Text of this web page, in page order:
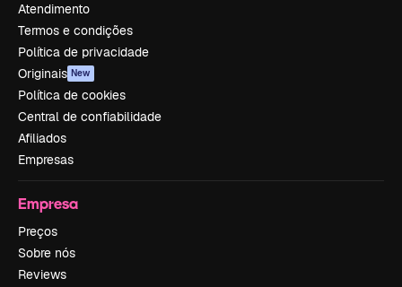
Atendimento
Termos e condições
Política de privacidade
Originais New
Política de cookies
Central de confiabilidade
Afiliados
Empresas
Empresa
Preços
Sobre nós
Reviews